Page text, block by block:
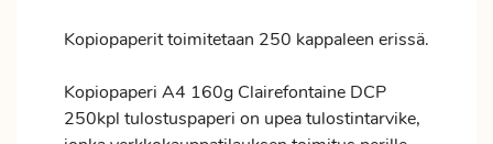
Kopiopaperit toimitetaan 250 kappaleen erissä.
Kopiopaperi A4 160g Clairefontaine DCP
250kpl tulostuspaperi on upea tulostintarvike,